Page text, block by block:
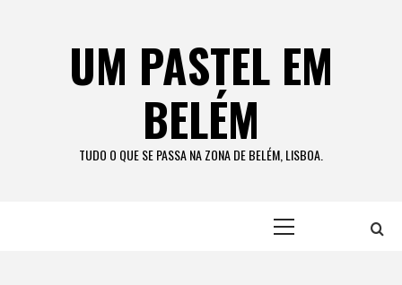
UM PASTEL EM
BELÉM
TUDO O QUE SE PASSA NA ZONA DE BELÉM, LISBOA.